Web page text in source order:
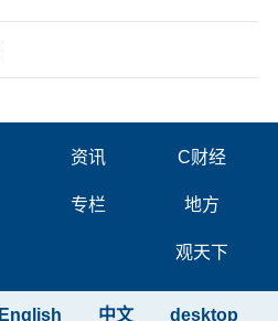
资讯 C财经
专栏 地方
观天下
desktop
中文
English